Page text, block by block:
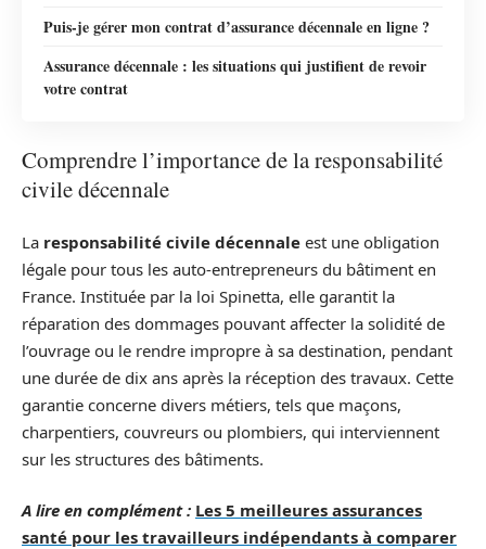
Puis-je gérer mon contrat d’assurance décennale en ligne ?
Assurance décennale : les situations qui justifient de revoir
votre contrat
Comprendre l’importance de la responsabilité
civile décennale
La responsabilité civile décennale est une obligation
légale pour tous les auto-entrepreneurs du bâtiment en
France. Instituée par la loi Spinetta, elle garantit la
réparation des dommages pouvant affecter la solidité de
l’ouvrage ou le rendre impropre à sa destination, pendant
une durée de dix ans après la réception des travaux. Cette
garantie concerne divers métiers, tels que maçons,
charpentiers, couvreurs ou plombiers, qui interviennent
sur les structures des bâtiments.
A lire en complément : Les 5 meilleures assurances
santé pour les travailleurs indépendants à comparer